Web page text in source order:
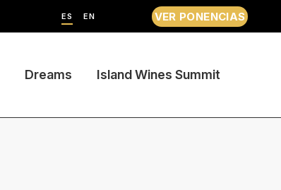
ES EN VER PONENCIAS
Dreams Island Wines Summit